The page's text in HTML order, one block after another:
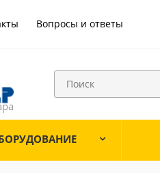
Вопросы и ответы